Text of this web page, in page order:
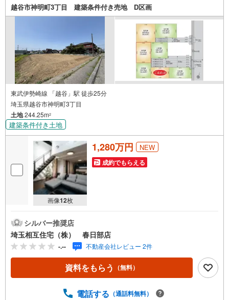
越谷市神明町3丁目 建築条件付き売地 D区画
東武伊勢崎線 「越谷」駅 徒歩25分
埼玉県越谷市神明町3丁目
土地244.25m2
建築条件付き土地
画像12枚
1,280万円 NEW
成約でもらえる
シルバー推奨店
埼玉相互住宅（株） 春日部店
-.-- 不動産会社レビュー 2件
資料をもらう （無料）
電話する （通話料無料）